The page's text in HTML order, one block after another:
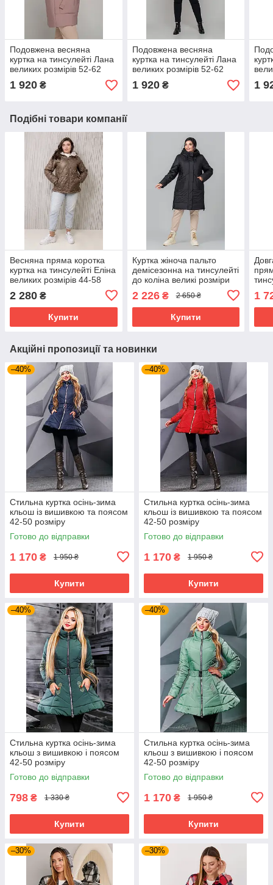
Подовжена весняна
куртка на тинсулейті Лана
великих розмірів 52-62
бежева
1 920 ₴
Подовжена весняна
куртка на тинсулейті Лана
великих розмірів 52-62
розміри різні кольори моко
1 920₴ 1
Подібні товари компанії
Весняна пряма коротка
куртка на тинсулейті Еліна
великих розмірів 44-58
2 280 ₴
Купити
Куртка жіноча пальто
демісезонна на тинсулейті
до коліна великі розміри
баклажан
2 226₴ 2 650 ₴
Купити
1
Акційні пропозиції та новинки
–40%
Стильна куртка осінь-зима
кльош із вишивкою та поясом
42-50 розміру
Готово до відправки
1 170 ₴ 1 950 ₴
Купити
–40%
Стильна куртка осінь-зима
кльош із вишивкою та поясом
42-50 розміру
Готово до відправки
1 170 ₴ 1 950 ₴
Купити
–40%
Стильна куртка осінь-зима
кльош з вишивкою і поясом
42-50 розміру
Готово до відправки
798 ₴ 1 330 ₴
Купити
–40%
Стильна куртка осінь-зима
кльош з вишивкою і поясом
42-50 розміру
Готово до відправки
1 170 ₴ 1 950 ₴
Купити
–30% –30%